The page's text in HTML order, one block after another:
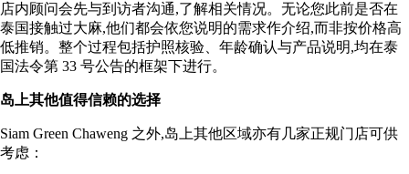
店内顾问会先与到访者沟通,了解相关情况。无论您此前是否在
泰国接触过大麻,他们都会依您说明的需求作介绍,而非按价格高
低推销。整个过程包括护照核验、年龄确认与产品说明,均在泰
国法令第 33 号公告的框架下进行。
岛上其他值得信赖的选择
Siam Green Chaweng 之外,岛上其他区域亦有几家正规门店可供
考虑：